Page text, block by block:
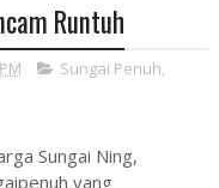
Runtuh
Sungai Penuh,
Sungai Ning,
yang